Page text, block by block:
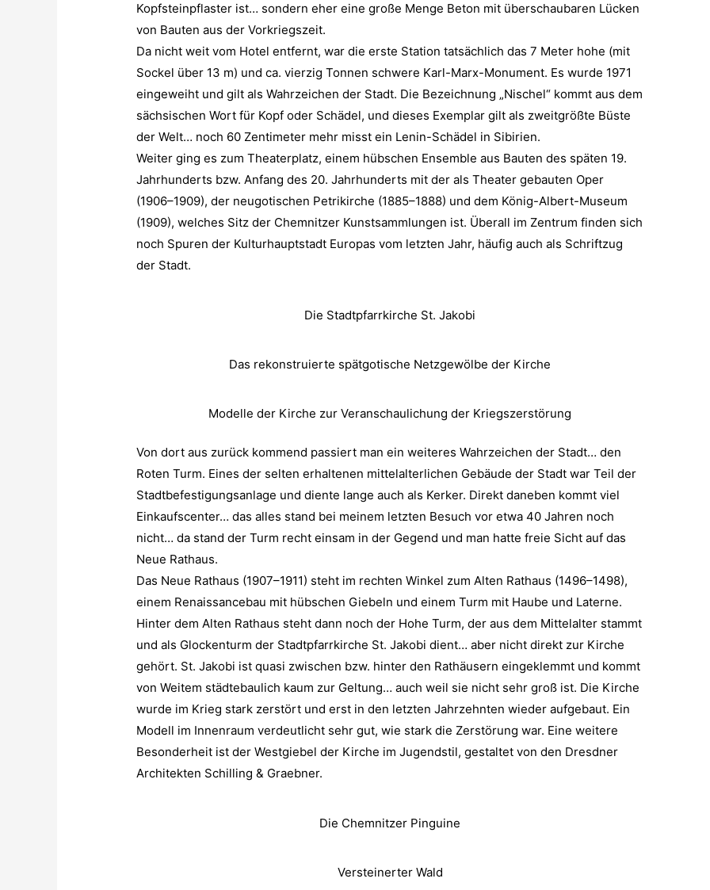
Kopfsteinpflaster ist… sondern eher eine große Menge Beton mit überschaubaren Lücken
von Bauten aus der Vorkriegszeit.
Da nicht weit vom Hotel entfernt, war die erste Station tatsächlich das 7 Meter hohe (mit
Sockel über 13 m) und ca. vierzig Tonnen schwere Karl-Marx-Monument. Es wurde 1971
eingeweiht und gilt als Wahrzeichen der Stadt. Die Bezeichnung „Nischel“ kommt aus dem
sächsischen Wort für Kopf oder Schädel, und dieses Exemplar gilt als zweitgrößte Büste
der Welt… noch 60 Zentimeter mehr misst ein Lenin-Schädel in Sibirien.
Weiter ging es zum Theaterplatz, einem hübschen Ensemble aus Bauten des späten 19.
Jahrhunderts bzw. Anfang des 20. Jahrhunderts mit der als Theater gebauten Oper
(1906–1909), der neugotischen Petrikirche (1885–1888) und dem König-Albert-Museum
(1909), welches Sitz der Chemnitzer Kunstsammlungen ist. Überall im Zentrum finden sich
noch Spuren der Kulturhauptstadt Europas vom letzten Jahr, häufig auch als Schriftzug
der Stadt.
Die Stadtpfarrkirche St. Jakobi
Das rekonstruierte spätgotische Netzgewölbe der Kirche
Modelle der Kirche zur Veranschaulichung der Kriegszerstörung
Von dort aus zurück kommend passiert man ein weiteres Wahrzeichen der Stadt… den
Roten Turm. Eines der selten erhaltenen mittelalterlichen Gebäude der Stadt war Teil der
Stadtbefestigungsanlage und diente lange auch als Kerker. Direkt daneben kommt viel
Einkaufscenter… das alles stand bei meinem letzten Besuch vor etwa 40 Jahren noch
nicht… da stand der Turm recht einsam in der Gegend und man hatte freie Sicht auf das
Neue Rathaus.
Das Neue Rathaus (1907–1911) steht im rechten Winkel zum Alten Rathaus (1496–1498),
einem Renaissancebau mit hübschen Giebeln und einem Turm mit Haube und Laterne.
Hinter dem Alten Rathaus steht dann noch der Hohe Turm, der aus dem Mittelalter stammt
und als Glockenturm der Stadtpfarrkirche St. Jakobi dient… aber nicht direkt zur Kirche
gehört. St. Jakobi ist quasi zwischen bzw. hinter den Rathäusern eingeklemmt und kommt
von Weitem städtebaulich kaum zur Geltung… auch weil sie nicht sehr groß ist. Die Kirche
wurde im Krieg stark zerstört und erst in den letzten Jahrzehnten wieder aufgebaut. Ein
Modell im Innenraum verdeutlicht sehr gut, wie stark die Zerstörung war. Eine weitere
Besonderheit ist der Westgiebel der Kirche im Jugendstil, gestaltet von den Dresdner
Architekten Schilling & Graebner.
Die Chemnitzer Pinguine
Versteinerter Wald